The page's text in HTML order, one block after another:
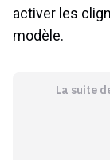
activer les
modèle.
La suite